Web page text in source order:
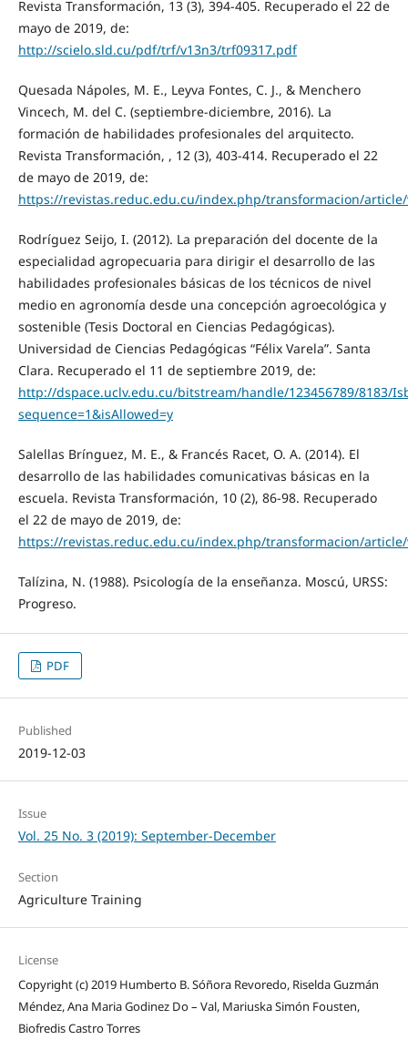
Revista Transformación, 13 (3), 394-405. Recuperado el 22 de
mayo de 2019, de:
http://scielo.sld.cu/pdf/trf/v13n3/trf09317.pdf
Quesada Nápoles, M. E., Leyva Fontes, C. J., & Menchero
Vincech, M. del C. (septiembre-diciembre, 2016). La
formación de habilidades profesionales del arquitecto.
Revista Transformación, , 12 (3), 403-414. Recuperado el 22
de mayo de 2019, de:
https://revistas.reduc.edu.cu/index.php/transformacion/
Rodríguez Seijo, I. (2012). La preparación del docente de la
especialidad agropecuaria para dirigir el desarrollo de las
habilidades profesionales básicas de los técnicos de nivel
medio en agronomía desde una concepción agroecológica y
sostenible (Tesis Doctoral en Ciencias Pedagógicas).
Universidad de Ciencias Pedagógicas “Félix Varela”. Santa
Clara. Recuperado el 11 de septiembre 2019, de:
http://dspace.uclv.edu.cu/bitstream/handle/123456789/8183/
sequence=1&isAllowed=y
Salellas Brínguez, M. E., & Francés Racet, O. A. (2014). El
desarrollo de las habilidades comunicativas básicas en la
escuela. Revista Transformación, 10 (2), 86-98. Recuperado
el 22 de mayo de 2019, de:
https://revistas.reduc.edu.cu/index.php/transformacion/
Talízina, N. (1988). Psicología de la enseñanza. Moscú, URSS:
Progreso.
PDF
Published
2019-12-03
Issue
Vol. 25 No. 3 (2019): September-December
Section
Agriculture Training
License
Copyright (c) 2019 Humberto B. Sóñora Revoredo, Riselda Guzmán
Méndez, Ana Maria Godinez Do – Val, Mariuska Simón Fousten,
Biofredis Castro Torres